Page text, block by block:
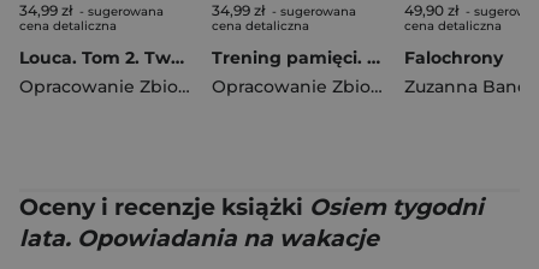
34,99 zł - sugerowana
cena detaliczna
Louca. Tom 2. Twarzą w twarz
Opracowanie Zbiorowe
34,99 zł - sugerowana
cena detaliczna
Trening pamięci. 160 łamigłówek i zagadek wspierających pamięć i koncentrację
Opracowanie Zbiorowe
49,90 zł -
cena detaliczna
Falochrony
Zuzanna
Oceny i recenzje książki Osiem tygodni
lata. Opowiadania na wakacje